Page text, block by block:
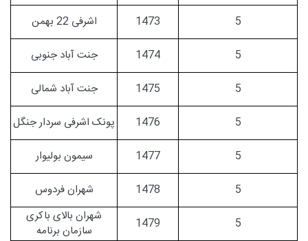
5
1473
اشرفی 22 بهمن
5
1474
جنت آباد جنوبی
5
1475
جنت آباد شمالی
5
1476
پونک اشرفی سردار جنگل
5
1477
سیمون بولیوار
5
1478
شهران فردوس
5
1479
شهران بالای باکری
سازمان برنامه